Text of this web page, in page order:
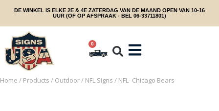
DE WINKEL IS ELKE 2E & 4E ZATERDAG VAN DE MAAND OPEN VAN 10-16
UUR (OF OP AFSPRAAK - BEL 06-33711801)
0
Home / Products / Outdoor/ NFL Signs / NFL- Chicago Bears